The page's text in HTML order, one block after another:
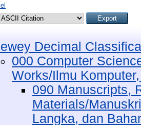
Decimal
000 Computer
Works/Ilmu
090 Manuscripts,
Materials/
Langka, dan